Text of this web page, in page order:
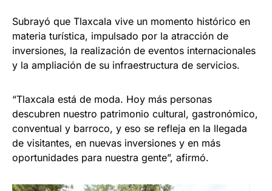
Subrayó que Tlaxcala vive un momento histórico en
materia turística, impulsado por la atracción de
inversiones, la realización de eventos internacionales
y la ampliación de su infraestructura de servicios.
“Tlaxcala está de moda. Hoy más personas
descubren nuestro patrimonio cultural, gastronómico,
conventual y barroco, y eso se refleja en la llegada
de visitantes, en nuevas inversiones y en más
oportunidades para nuestra gente”, afirmó.